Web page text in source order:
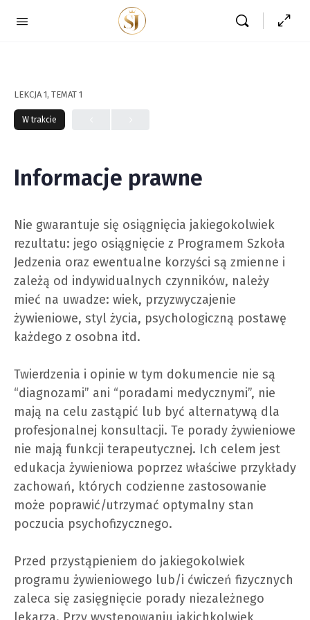
LEKCJA 1, TEMAT 1
W trakcie
Informacje prawne
Nie gwarantuje się osiągnięcia jakiegokolwiek
rezultatu: jego osiągnięcie z Programem Szkoła
Jedzenia oraz ewentualne korzyści są zmienne i
zależą od indywidualnych czynników, należy
mieć na uwadze: wiek, przyzwyczajenie
żywieniowe, styl życia, psychologiczną postawę
każdego z osobna itd.
Twierdzenia i opinie w tym dokumencie nie są
“diagnozami” ani “poradami medycznymi”, nie
mają na celu zastąpić lub być alternatywą dla
profesjonalnej konsultacji. Te porady żywieniowe
nie mają funkcji terapeutycznej. Ich celem jest
edukacja żywieniowa poprzez właściwe przykłady
zachowań, których codzienne zastosowanie
może poprawić/utrzymać optymalny stan
poczucia psychofizycznego.
Przed przystąpieniem do jakiegokolwiek
programu żywieniowego lub/i ćwiczeń fizycznych
zaleca się zasięgnięcie porady niezależnego